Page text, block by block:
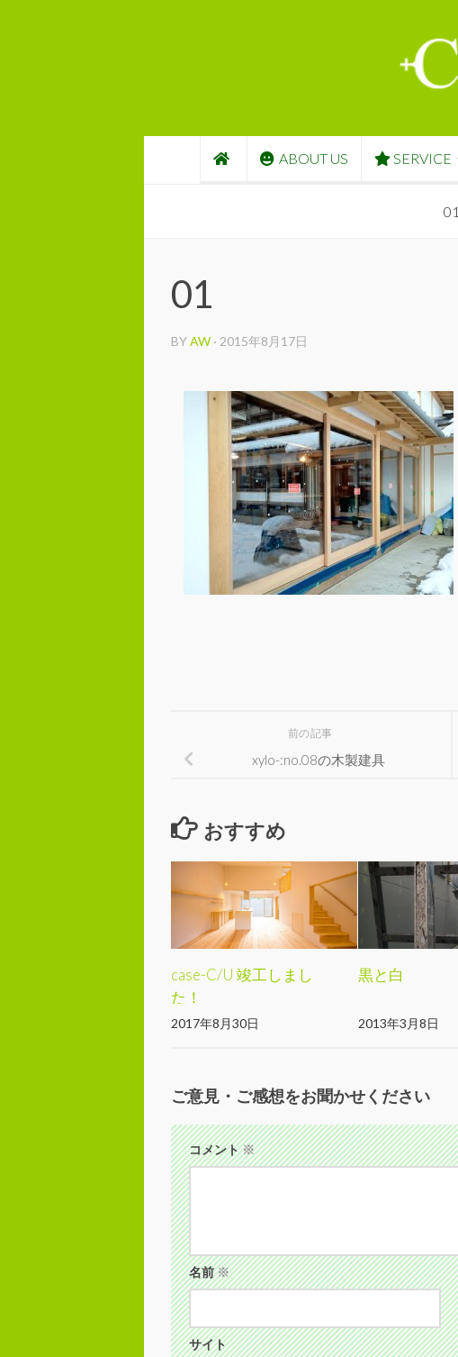
ABOUT US SERVICE
01
01
BYAW · 2015年8月17日
前の記事
xylo-:no.08の木製建具
おすすめ
case-C/U 竣工しまし
た！
2017年8月30日
黒と白
2013年3月8日
ご意見・ご感想をお聞かせください
コメント※
名前※
サイト